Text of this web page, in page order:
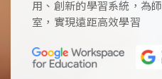
用、創新的學習系統，為
室，實現遠距高效學習